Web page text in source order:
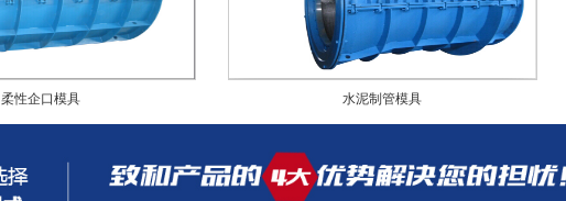
柔性企口模具 水泥制管模具